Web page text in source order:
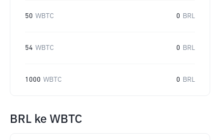
50 WBTC 0 BRL
54 WBTC 0 BRL
1000 WBTC 0 BRL
BRL ke WBTC